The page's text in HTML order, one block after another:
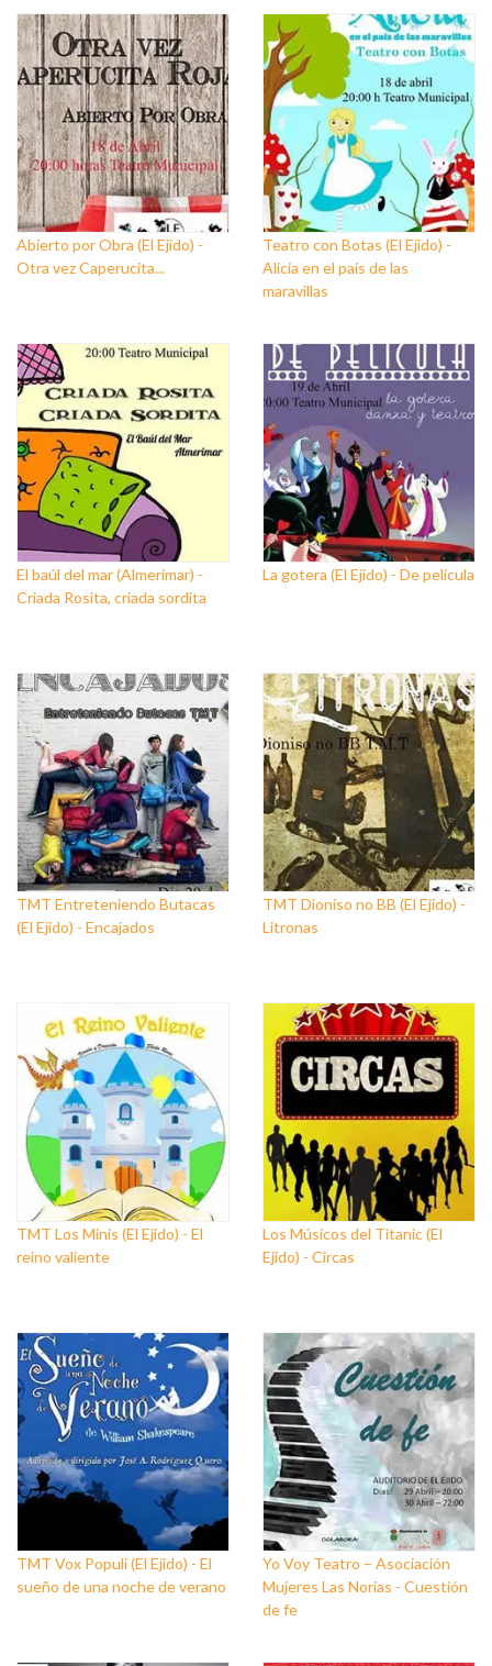
Abierto por Obra (El Ejido) -
Otra vez Caperucita...
Teatro con Botas (El Ejido) -
Alicia en el país de las
maravillas
El baúl del mar (Almerimar) -
Criada Rosita, criada sordita
La gotera (El Ejido) - De película
TMT Entreteniendo Butacas
(El Ejido) - Encajados
TMT Dioniso no BB (El Ejido) -
Litronas
TMT Los Minis (El Ejido) - El
reino valiente
Los Músicos del Titanic (El
Ejido) - Circas
TMT Vox Populi (El Ejido) - El
sueño de una noche de verano
Yo Voy Teatro – Asociación
Mujeres Las Norias - Cuestión
de fe